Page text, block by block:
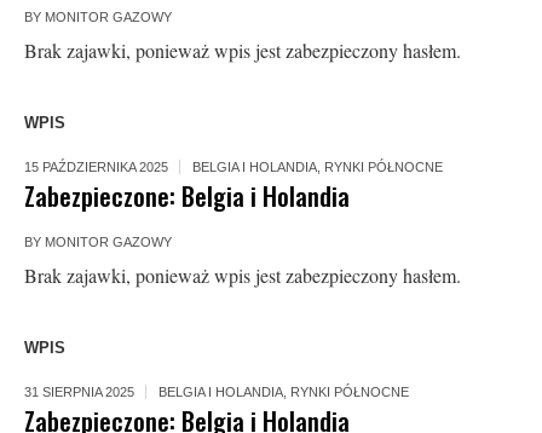
BY MONITOR GAZOWY
Brak zajawki, ponieważ wpis jest zabezpieczony hasłem.
WPIS
15 PAŹDZIERNIKA 2025 BELGIA I HOLANDIA RYNKI PÓŁNOCNE
Zabezpieczone: Belgia i Holandia
BY MONITOR GAZOWY
Brak zajawki, ponieważ wpis jest zabezpieczony hasłem.
WPIS
31 SIERPNIA 2025 BELGIA I HOLANDIA RYNKI PÓŁNOCNE
Zabezpieczone: Belgia i Holandia